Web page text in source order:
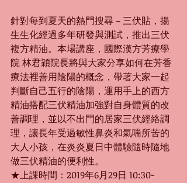
針對每到夏天的熱門搜尋－三伏貼，揚
生生化經過多年研發與測試，推出三伏
複方精油。本場講座，國際漢方芳療學
院 林君穎院長將與大家分享如何在芳香
療法裡善用陰陽的概念，帶著大家一起
判斷自己五行的陰陽，運用手上的西方
精油搭配三伏精油加強對自身體質的改
善調理，並以不出門的居家三伏經絡調
理，讓長年受過敏性鼻炎和氣喘所苦的
大人小孩，在炎炎夏日中體驗隨時隨地
做三伏精油的便利性。
★上課時間：2019年6月29日 10:30-